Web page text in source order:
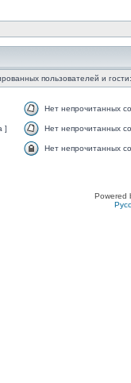
пользователей и
Нет непрочитанных
] Нет непрочитанных
Нет непрочитанных
Powered